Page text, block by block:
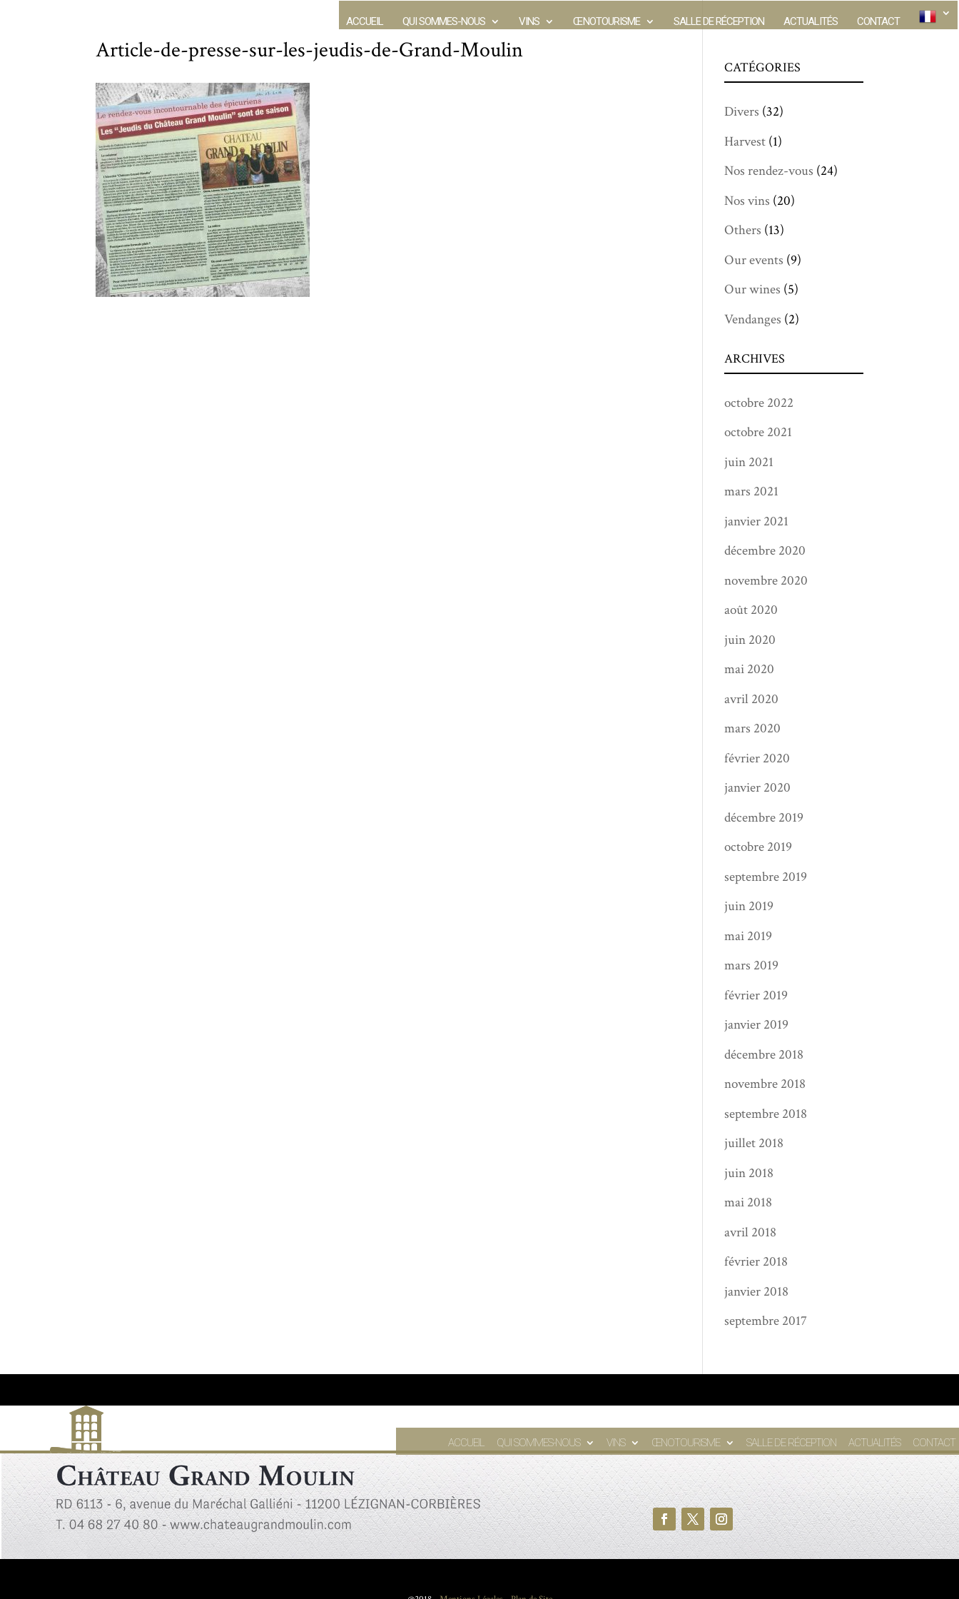
ACCUEIL QUI SOMMES-NOUS VINS ŒNOTOURISME SALLE DE RÉCEPTION ACTUALITÉS CONTACT
Article-de-presse-sur-les-jeudis-de-Grand-Moulin
CATÉGORIES
Divers (32)
Harvest (1)
Nos rendez-vous (24)
Nos vins (20)
Others (13)
Our events (9)
Our wines (5)
Vendanges (2)
ARCHIVES
octobre 2022
octobre 2021
juin 2021
mars 2021
janvier 2021
décembre 2020
novembre 2020
août 2020
juin 2020
mai 2020
avril 2020
mars 2020
février 2020
janvier 2020
décembre 2019
octobre 2019
septembre 2019
juin 2019
mai 2019
mars 2019
février 2019
janvier 2019
décembre 2018
novembre 2018
septembre 2018
juillet 2018
juin 2018
mai 2018
avril 2018
février 2018
janvier 2018
septembre 2017
ACCUEIL QUI SOMMES-NOUS VINS ŒNOTOURISME SALLE DE RÉCEPTION ACTUALITÉS CONTACT